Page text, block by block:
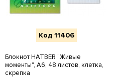
Код 11406
Блокнот HATBER "Живые
моменты", А6, 48 листов, клетка,
скрепка